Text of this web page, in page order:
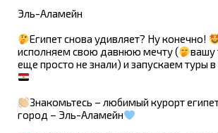
Эль-Аламейн
Египет снова удивляет? Ну конечно!
исполняем свою давнюю мечту (
вашу
еще просто не знали) и запускаем туры
Знакомьтесь – любимый курорт
город – Эль-Аламейн